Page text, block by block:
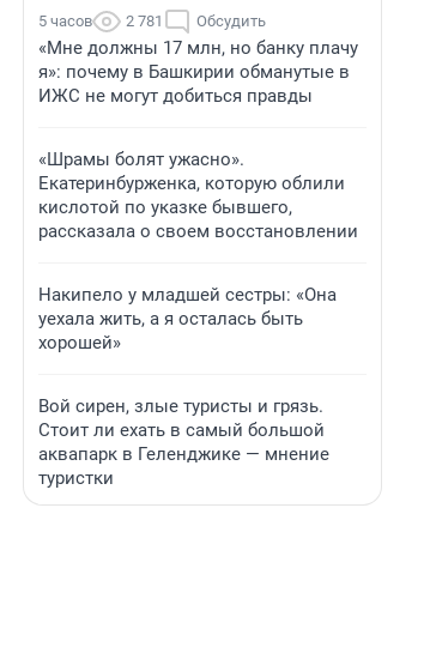
5 часов 2 781 Обсудить
«Мне должны 17 млн, но банку плачу
я»: почему в Башкирии обманутые в
ИЖС не могут добиться правды
«Шрамы болят ужасно».
Екатеринбурженка, которую облили
кислотой по указке бывшего,
рассказала о своем восстановлении
Накипело у младшей сестры: «Она
уехала жить, а я осталась быть
хорошей»
Вой сирен, злые туристы и грязь.
Стоит ли ехать в самый большой
аквапарк в Геленджике — мнение
туристки